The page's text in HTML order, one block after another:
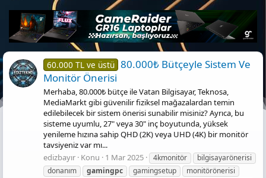
60.000 TL ve üstü 80.000₺ Bütçeyle Sistem Ve
Monitör Önerisi
Merhaba, 80.000₺ bütçe ile Vatan Bilgisayar, Teknosa,
MediaMarkt gibi güvenilir fiziksel mağazalardan temin
edilebilecek bir sistem önerisi sunabilir misiniz? Ayrıca, bu
sisteme uyumlu, 27" veya 30" inç boyutunda, yüksek
yenileme hızına sahip QHD (2K) veya UHD (4K) bir monitör
tavsiyeniz var mı...
edizbayır Konu 1 Mar 2025 4kmonitör
bilgisayarönerisi
donanım
gamingpc gamingsetup
monitörönerisi